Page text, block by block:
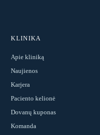
KLINIKA
Apie kliniką
Naujienos
Karjera
Paciento kelionė
Dovanų kuponas
Komanda